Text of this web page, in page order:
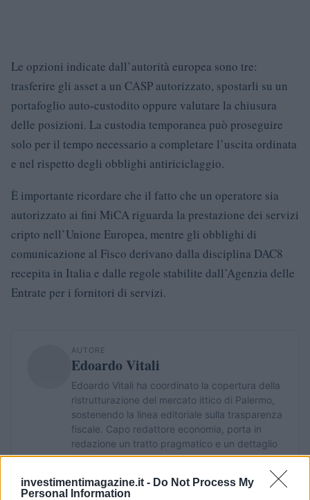
investimentimagazine.it - Do Not Process My
Personal Information
Le opzioni indicate dall’autorità europea sono tre:
trasferire gli asset a un CASP autorizzato, spostarli su un
portafoglio auto-custodito oppure valutare la chiusura
delle posizioni. La custodia temporanea può proseguire
solo per il tempo necessario a completare l’uscita ordinata
e nel rispetto degli obblighi antiriciclaggio.
È importante ricordare che il fatto che un operatore sia
autorizzato ai fini MiCA riguarda la prestazione dei servizi
cripto nell’Unione Europea, mentre gli obblighi di
comunicazione al Fisco derivano dalla disciplina DAC8
recepita in Italia e dalle regole stabilite dall’Agenzia delle
Entrate per i fornitori di servizi.
AUTORE
Edoardo Vitali
Edoardo Vitali ha coordinato la copertura della
ristrutturazione del mercato ittico di Palermo,
sostenendo la linea editoriale sulla trasparenza
fiscale. Capo redattore economia, porta in
redazione un tratto pragmatico e un dettaglio
personale: conserva ancora taccuini degli